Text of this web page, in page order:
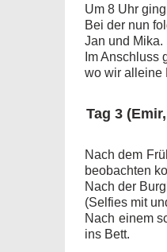
Um 8 Uhr
Bei der nun
Jan und Mika.
Im Anschluss
wo wir alleine
Tag 3
Nach dem
beobachten
Nach der
(Selfies mit
Nach einem
ins Bett.